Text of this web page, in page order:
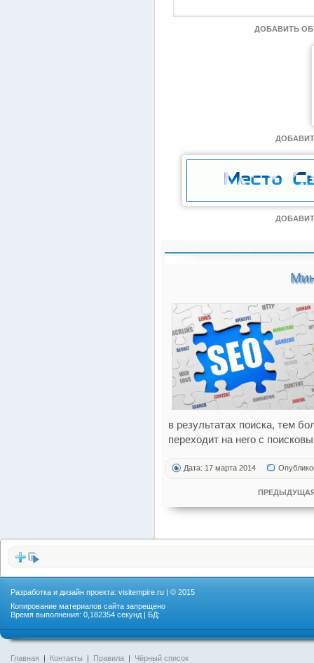
ДОБАВИТЬ
в результатах поиска, тем
переходит на него с
Дата: 17 марта 2014
Разработка и дизайн проекта: visitempire.ru | © 2015
Копирование материалов сайта запрещено
Время выполнения: 0,182354 секунд | БД:
Главная | Контакты | Правила | Чёрный список